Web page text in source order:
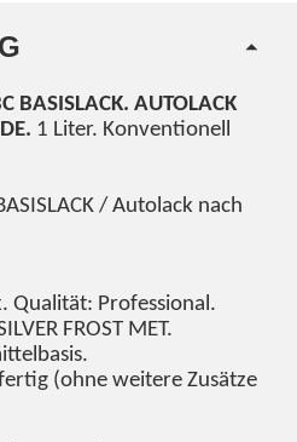
BASISLACK. AUTOLACK
1 Liter. Konventionell
/ Autolack nach
Qualität: Professional.
FROST MET.
(ohne weitere Zusätze